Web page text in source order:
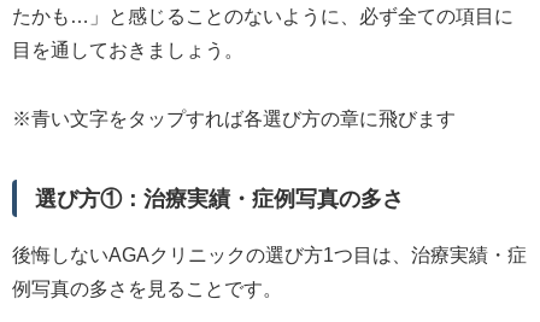
たかも…」と感じることのないように、必ず全ての項目に
目を通しておきましょう。
※青い文字をタップすれば各選び方の章に飛びます
選び方①：治療実績・症例写真の多さ
後悔しないAGAクリニックの選び方1つ目は、治療実績・症
例写真の多さを見ることです。